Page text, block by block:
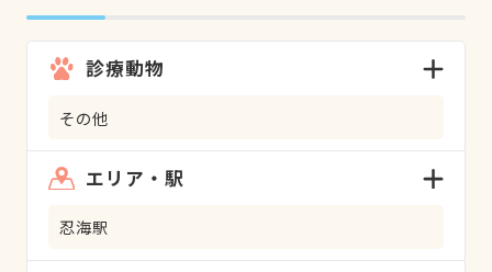
診療動物
その他
エリア・駅
忍海駅